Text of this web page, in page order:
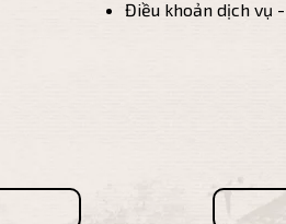
Điều khoản dịch vụ